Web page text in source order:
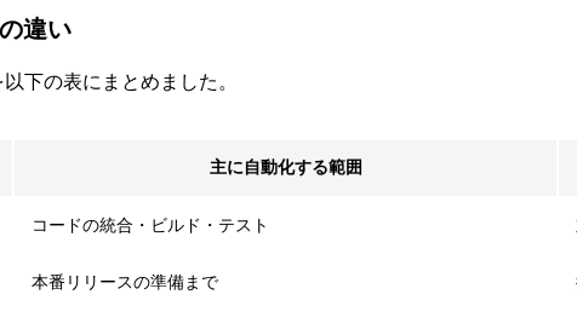
違い
下の表にまとめました。
主に自動化する範囲
コードの統合・ビルド・テスト
本番リリースの準備まで